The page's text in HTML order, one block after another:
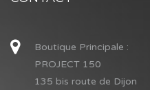
Boutique Principale :
PROJECT 150
135 bis route de Dijon